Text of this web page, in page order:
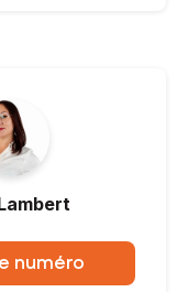
numéro